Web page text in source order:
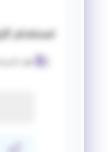
استخدام